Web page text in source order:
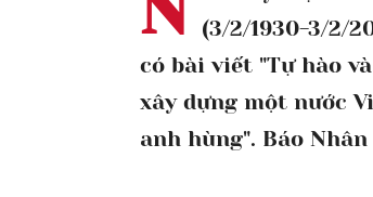
(3/2/1930-3/2/
có bài viết "Tự hào
xây dựng một nước
anh hùng". Báo